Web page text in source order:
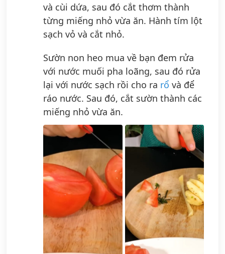
và cùi dứa, sau đó cắt thơm thành
từng miếng nhỏ vừa ăn. Hành tím lột
sạch vỏ và cắt nhỏ.
Sườn non heo mua về bạn đem rửa
với nước muối pha loãng, sau đó rửa
lại với nước sạch rồi cho ra rổ và để
ráo nước. Sau đó, cắt sườn thành các
miếng nhỏ vừa ăn.